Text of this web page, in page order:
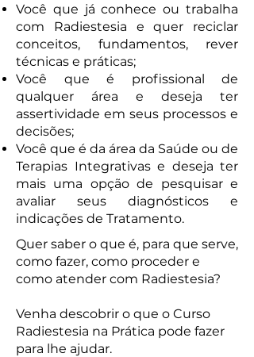
Você que já conhece ou trabalha
com Radiestesia e quer reciclar
conceitos, fundamentos, rever
técnicas e práticas;
Você que é profissional de
qualquer área e deseja ter
assertividade em seus processos e
decisões;
Você que é da área da Saúde ou de
Terapias Integrativas e deseja ter
mais uma opção de pesquisar e
avaliar seus diagnósticos e
indicações de Tratamento.
Quer saber o que é, para que serve,
como fazer, como proceder e
como atender com Radiestesia?
Venha descobrir o que o Curso
Radiestesia na Prática pode fazer
para lhe ajudar.